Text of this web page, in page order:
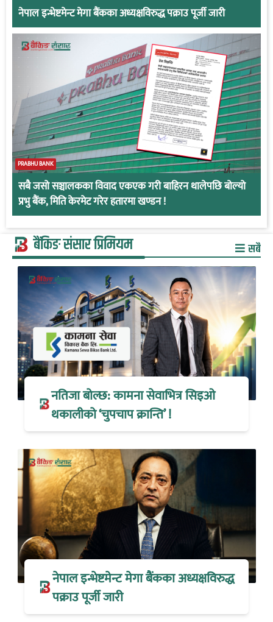
नेपाल इन्भेष्टमेन्ट मेगा बैंकका अध्यक्षविरुद्ध पक्राउ पूर्जी जारी
PRABHU BANK
सबै जसो सञ्चालकका विवाद एकएक गरी बाहिरन थालेपछि बोल्यो
प्रभु बैंक, मिति केरमेट गरेर हतारमा खण्डन !
बैंकिङ संसार प्रिमियम सबै
नतिजा बोल्छ: कामना सेवाभित्र सिइओ
थकालीको ‘चुपचाप क्रान्ति’ !
नेपाल इन्भेष्टमेन्ट मेगा बैंकका अध्यक्षविरुद्ध
पक्राउ पूर्जी जारी